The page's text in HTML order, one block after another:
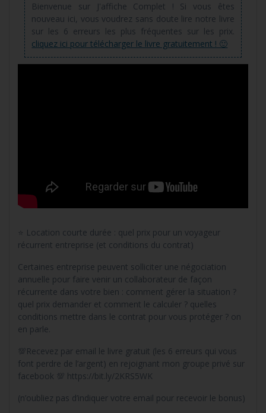
Bienvenue sur J'affiche Complet ! Si vous êtes
nouveau ici, vous voudrez sans doute lire notre livre
sur les 6 erreurs les plus fréquentes sur les prix.
cliquez ici pour télécharger le livre gratuitement ! 🙂
⭐ Location courte durée : quel prix pour un voyageur
récurrent entreprise (et conditions du contrat)
Certaines entreprise peuvent solliciter une négociation
annuelle pour faire venir un collaborateur de façon
récurrente dans votre bien : comment gérer la situation ?
quel prix demander et comment le calculer ? quelles
conditions mettre dans le contrat pour vous protéger ? on
en parle.
💯Recevez par email le livre gratuit (les 6 erreurs qui vous
font perdre de l’argent) en rejoignant mon groupe privé sur
facebook 💯 https://bit.ly/2KRS5WK
(n’oubliez pas d’indiquer votre email pour recevoir le bonus)